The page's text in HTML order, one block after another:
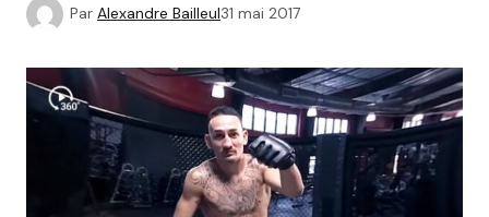
Par Alexandre Bailleul31 mai 2017